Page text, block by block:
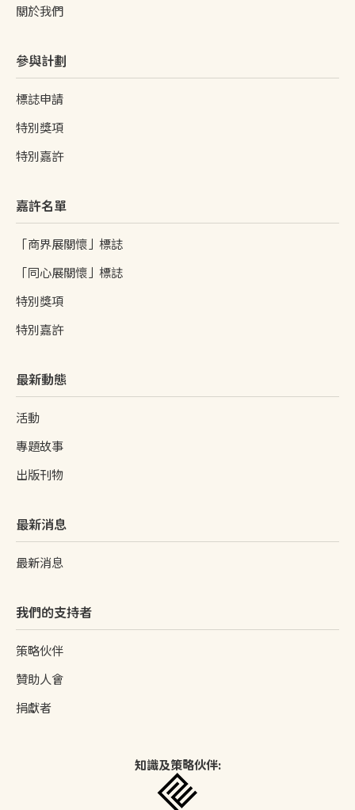
關於我們
參與計劃
標誌申請
特別獎項
特別嘉許
嘉許名單
「商界展關懷」標誌
「同心展關懷」標誌
特別獎項
特別嘉許
最新動態
活動
專題故事
出版刊物
最新消息
最新消息
我們的支持者
策略伙伴
贊助人會
捐獻者
知識及策略伙伴: